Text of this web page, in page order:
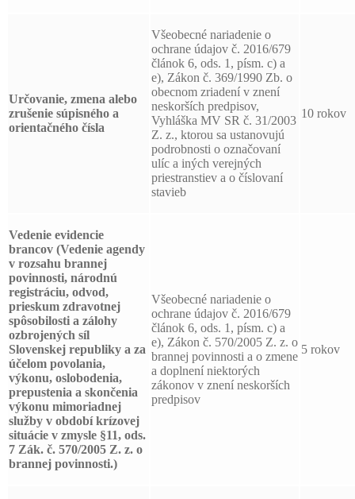
Určovanie, zmena alebo
zrušenie súpisného a
orientačného čísla
Všeobecné nariadenie o
ochrane údajov č. 2016/679
článok 6, ods. 1, písm. c) a
e), Zákon č. 369/1990 Zb. o
obecnom zriadení v znení
neskorších predpisov,
Vyhláška MV SR č. 31/2003
Z. z., ktorou sa ustanovujú
podrobnosti o označovaní
ulíc a iných verejných
priestranstiev a o číslovaní
stavieb
10 rokov
Vedenie evidencie
brancov (Vedenie agendy
v rozsahu brannej
povinnosti, národnú
registráciu, odvod,
prieskum zdravotnej
spôsobilosti a zálohy
ozbrojených síl
Slovenskej republiky a za
účelom povolania,
výkonu, oslobodenia,
prepustenia a skončenia
výkonu mimoriadnej
služby v období krízovej
situácie v zmysle §11, ods.
7 Zák. č. 570/2005 Z. z. o
brannej povinnosti.)
Všeobecné nariadenie o
ochrane údajov č. 2016/679
článok 6, ods. 1, písm. c) a
e), Zákon č. 570/2005 Z. z. o
brannej povinnosti a o zmene
a doplnení niektorých
zákonov v znení neskorších
predpisov
5 rokov